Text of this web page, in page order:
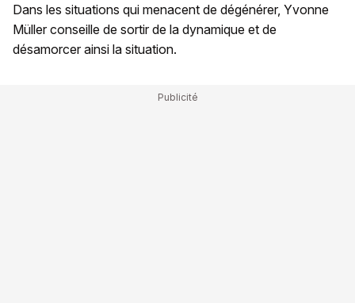
Dans les situations qui menacent de dégénérer, Yvonne
Müller conseille de sortir de la dynamique et de
désamorcer ainsi la situation.